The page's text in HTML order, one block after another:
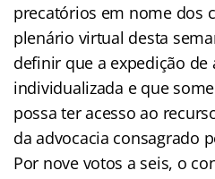
precatórios em nome dos
plenário virtual desta
definir que a expedição de
individualizada e que
possa ter acesso ao
da advocacia consagrado
Por nove votos a seis, o